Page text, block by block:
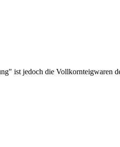
ist jedoch die Vollkornteigwaren